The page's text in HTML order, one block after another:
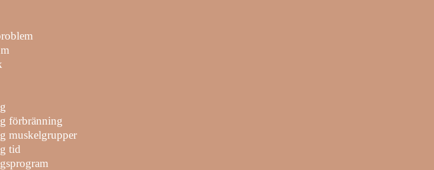
förbränning
muskelgrupper
tid